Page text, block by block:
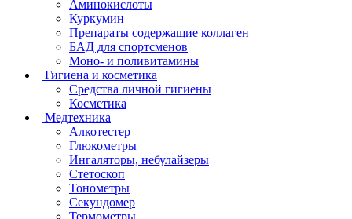
Аминокислоты
Куркумин
Препараты содержащие коллаген
БАД для спортсменов
Моно- и поливитамины
Гигиена и косметика
Средства личной гигиены
Косметика
Медтехника
Алкотестер
Глюкометры
Ингаляторы, небулайзеры
Стетоскоп
Тонометры
Секундомер
Термометры